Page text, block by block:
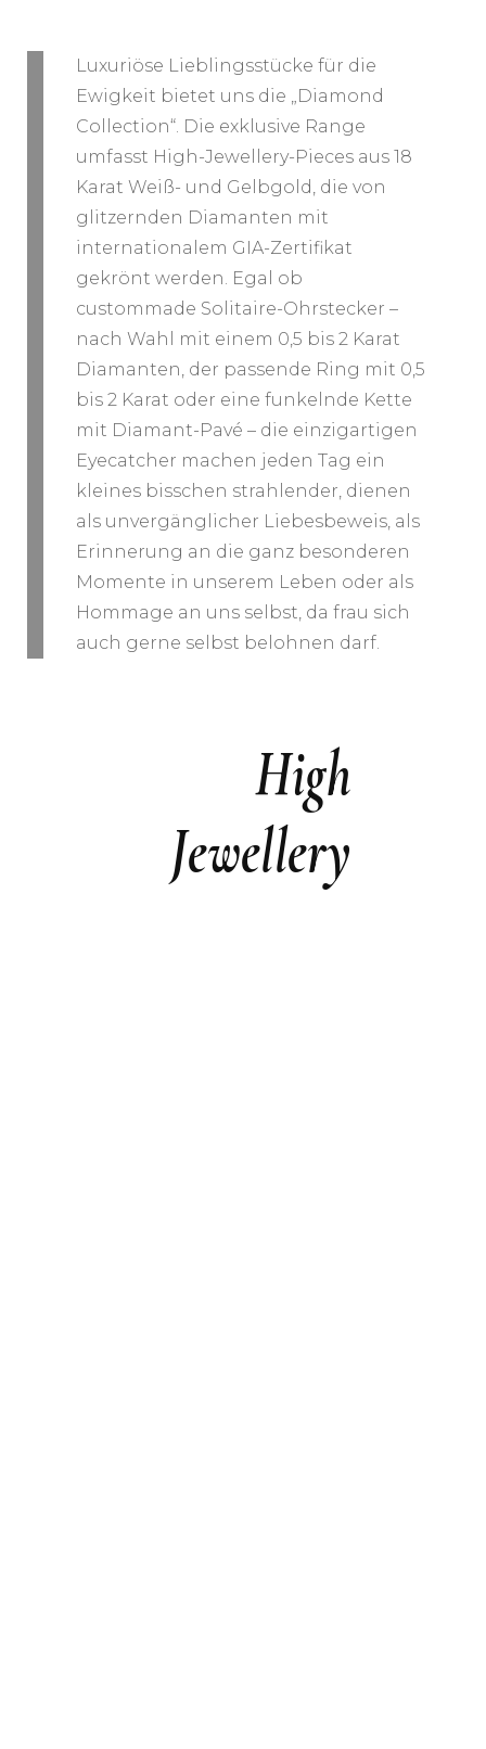
Luxuriöse Lieblingsstücke für die
Ewigkeit bietet uns die „Diamond
Collection“. Die exklusive Range
umfasst High-Jewellery-Pieces aus 18
Karat Weiß- und Gelbgold, die von
glitzernden Diamanten mit
internationalem GIA-Zertifikat
gekrönt werden. Egal ob
custommade Solitaire-Ohrstecker –
nach Wahl mit einem 0,5 bis 2 Karat
Diamanten, der passende Ring mit 0,5
bis 2 Karat oder eine funkelnde Kette
mit Diamant-Pavé – die einzigartigen
Eyecatcher machen jeden Tag ein
kleines bisschen strahlender, dienen
als unvergänglicher Liebesbeweis, als
Erinnerung an die ganz besonderen
Momente in unserem Leben oder als
Hommage an uns selbst, da frau sich
auch gerne selbst belohnen darf.
High
Jewellery